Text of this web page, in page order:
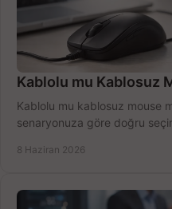
Kablolu mu Kablosuz
Kablolu mu kablosuz mouse
senaryonuza göre doğru
8 Haziran 2026